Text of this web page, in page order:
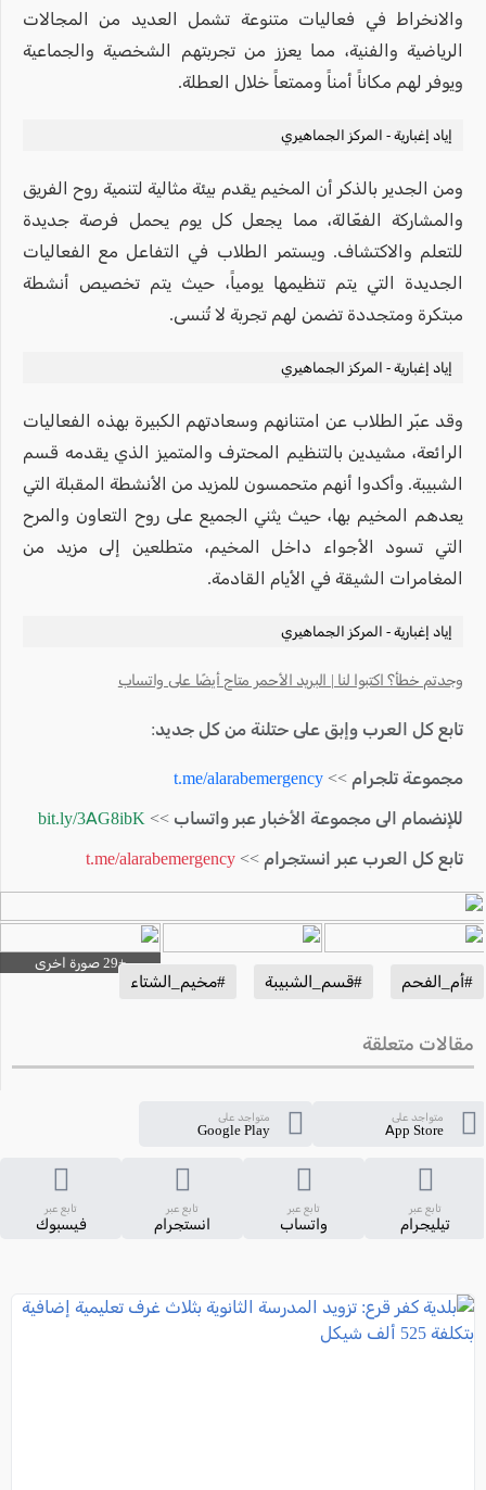
والانخراط في فعاليات متنوعة تشمل العديد من المجالات
الرياضية والفنية، مما يعزز من تجربتهم الشخصية والجماعية
ويوفر لهم مكاناً أمناً وممتعاً خلال العطلة.
إياد إغبارية - المركز الجماهيري
ومن الجدير بالذكر أن المخيم يقدم بيئة مثالية لتنمية روح الفريق
والمشاركة الفعّالة، مما يجعل كل يوم يحمل فرصة جديدة
للتعلم والاكتشاف. ويستمر الطلاب في التفاعل مع الفعاليات
الجديدة التي يتم تنظيمها يومياً، حيث يتم تخصيص أنشطة
مبتكرة ومتجددة تضمن لهم تجربة لا تُنسى.
إياد إغبارية - المركز الجماهيري
وقد عبّر الطلاب عن امتنانهم وسعادتهم الكبيرة بهذه الفعاليات
الرائعة، مشيدين بالتنظيم المحترف والمتميز الذي يقدمه قسم
الشبيبة. وأكدوا أنهم متحمسون للمزيد من الأنشطة المقبلة التي
يعدهم المخيم بها، حيث يثني الجميع على روح التعاون والمرح
التي تسود الأجواء داخل المخيم، متطلعين إلى مزيد من
المغامرات الشيقة في الأيام القادمة.
إياد إغبارية - المركز الجماهيري
وجدتم خطأ؟ اكتبوا لنا | البريد الأحمر متاح أيضًا على واتساب
تابع كل العرب وإبق على حتلنة من كل جديد:
مجموعة تلجرام >> t.me/alarabemergency
للإنضمام الى مجموعة الأخبار عبر واتساب >> bit.ly/3AG8ibK
تابع كل العرب عبر انستجرام >> t.me/alarabemergency
#أم_الفحم #قسم_الشبيبة #مخيم_الشتاء
مقالات متعلقة
متواجد على
App Store
متواجد على
Google Play
تابع عبر
تيليجرام
تابع عبر
واتساب
تابع عبر
انستجرام
تابع عبر
فيسبوك